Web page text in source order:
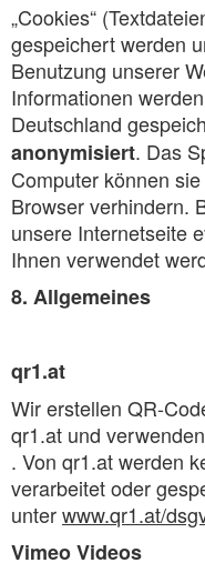
„Cookies“
gespeichert werden
Benutzung unserer
Informationen
Deutschland
anonymisiert. Das
Computer können
Browser verhindern.
unsere Internetseite
Ihnen verwendet
8. Allgemeines
qr1.at
Wir erstellen QR-
qr1.at und
. Von qr1.at werden
verarbeitet oder
unterwww.qr1.at/
Vimeo Videos